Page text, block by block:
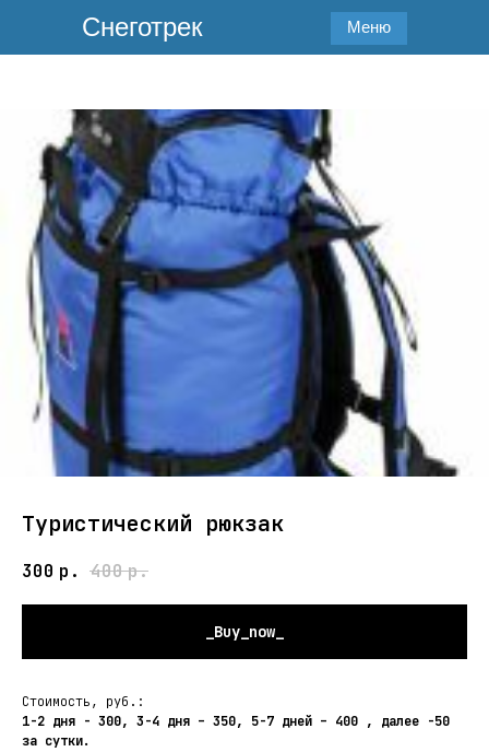
Меню
Снеготрек
Туристический рюкзак
300 р. 400р.
_Buy_now_
Стоимость, руб.:
1-2 дня - 300, 3-4 дня – 350, 5-7 дней – 400 , далее -50
за сутки.